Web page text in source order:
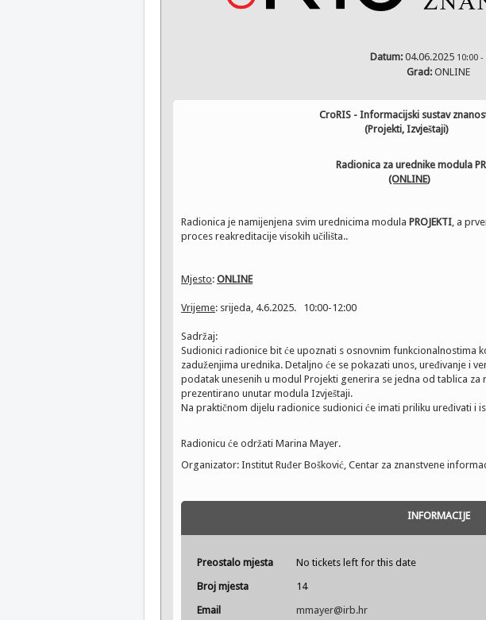
Datum:04.06.2025 10:00 -
Grad: ONLINE
CroRIS - Informacijski sustav znanosti
(Projekti, Izvještaji)
Radionica za urednike modula
(ONLINE)
Radionica je namijenjena svim urednicima modula PROJEKTI, a
proces reakreditacije visokih učilišta..
Mjesto: ONLINE
Vrijeme: srijeda, 4.6.2025. 10:00-12:00
Sadržaj:
Sudionici radionice bit će upoznati s osnovnim funkcionalnostima
zaduženjima urednika. Detaljno će se pokazati unos, uređivanje i
podatak unesenih u modul Projekti generira se jedna od tablica za
prezentirano unutar modula Izvještaji.
Na praktičnom dijelu radionice sudionici će imati priliku uređivati i
Radionicu će održati Marina Mayer.
Organizator: Institut Ruđer Bošković, Centar za znanstvene
INFORMACIJE
Preostalo mjesta
No tickets left for this date
Broj mjesta
14
Email
mmayer@irb.hr